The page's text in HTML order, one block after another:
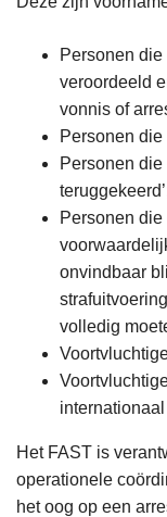
Personen
veroordeeld
vonnis of
Personen
Personen die
Personen
onvindbaar
volledig
Het FAST is
operationele
het oog op een